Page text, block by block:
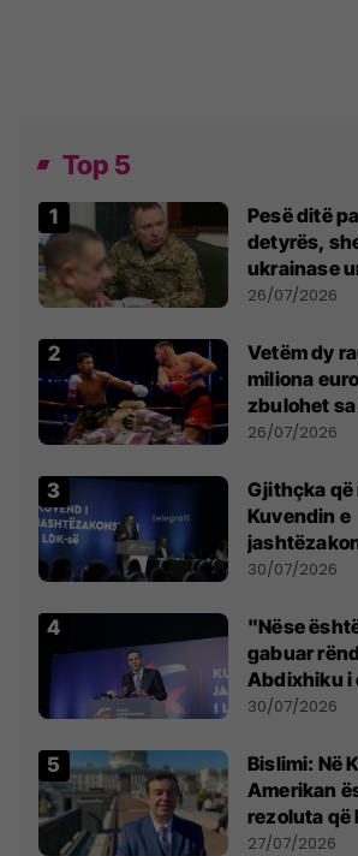
Top 5
Pesë ditë
detyrës,
ukrainase
kontroll të
26/07/2026
Vetëm dy
miliona
zbulohet
e Prenga
26/07/2026
Gjithçka që
Kuvendin e
së
30/07/2026
"Nëse
gabuar
Abdixhiku i
Përparim
30/07/2026
Bislimi: Në
Amerikan
rezoluta që
mbajtjen e
27/07/2026